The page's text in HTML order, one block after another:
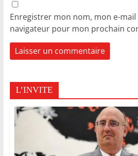
Enregistrer mon nom, mon e-
navigateur pour mon prochain
L’INVITE